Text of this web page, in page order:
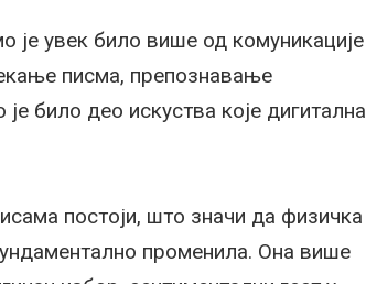
увек било више од комуникације
писма, препознавање
било део искуства које дигитална
постоји, што значи да физичка
променила. Она више